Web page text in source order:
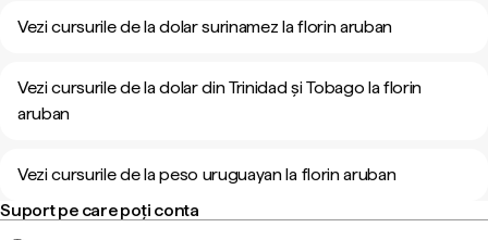
Vezi cursurile de la dolar surinamez la florin aruban
Vezi cursurile de la dolar din Trinidad și Tobago la florin
aruban
Vezi cursurile de la peso uruguayan la florin aruban
Suport pe care poți conta